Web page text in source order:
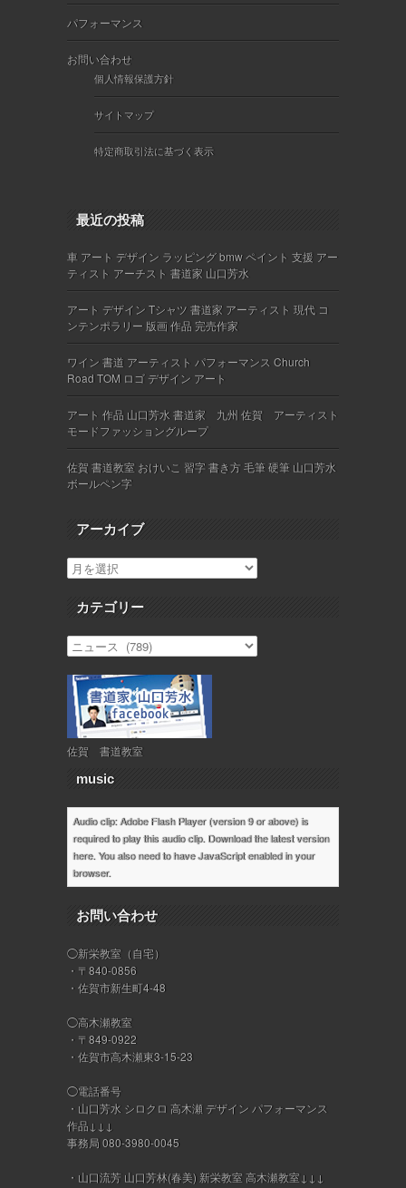
パフォーマンス
お問い合わせ
個人情報保護方針
サイトマップ
特定商取引法に基づく表示
最近の投稿
車 アート デザイン ラッピング bmw ペイント 支援 アー
ティスト アーチスト 書道家 山口芳水
アート デザイン Tシャツ 書道家 アーティスト 現代 コ
ンテンポラリー 版画 作品 完売作家
ワイン 書道 アーティスト パフォーマンス Church
Road TOM ロゴ デザイン アート
アート 作品 山口芳水 書道家 九州 佐賀 アーティスト
モードファッショングループ
佐賀 書道教室 おけいこ 習字 書き方 毛筆 硬筆 山口芳水
ボールペン字
アーカイブ
カテゴリー
佐賀 書道教室
music
Audio clip: Adobe Flash Player (version 9 or above) is
required to play this audio clip. Download the latest version
here. You also need to have JavaScript enabled in your
browser.
お問い合わせ
◯新栄教室（自宅）
・〒840-0856
・佐賀市新生町4-48
◯高木瀬教室
・〒849-0922
・佐賀市高木瀬東3-15-23
◯電話番号
・山口芳水 シロクロ 高木瀬 デザイン パフォーマンス
作品↓↓↓
事務局 080-3980-0045
・山口流芳 山口芳林(春美) 新栄教室 高木瀬教室↓↓↓